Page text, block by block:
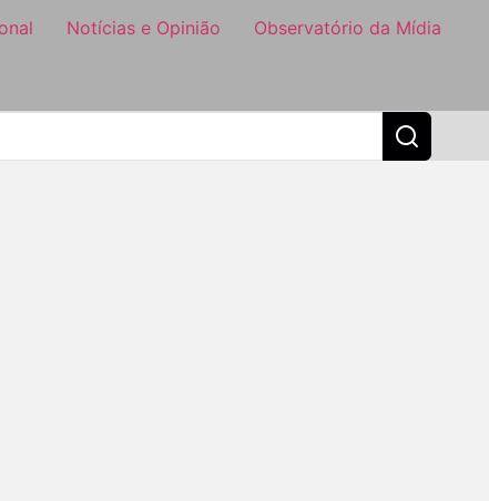
Notícias e Opinião Observatório da Mídia